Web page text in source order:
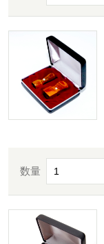
数量